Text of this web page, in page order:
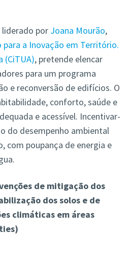
liderado por Joana Mourão,
para a Inovação em Território.
(CiTUA), pretende elencar
para um programa
e reconversão de edifícios. O
conforto, saúde e
e acessível. Incentivar-
do desempenho ambiental
com poupança de energia e
de mitigação dos
dos solos e de
climáticas em áreas